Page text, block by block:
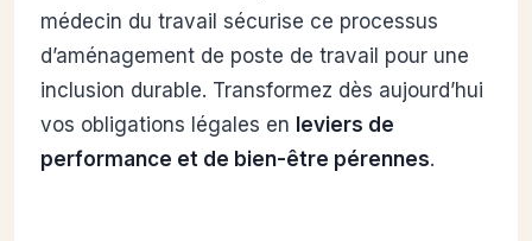
médecin du travail sécurise ce processus
d’aménagement de poste de travail pour une
inclusion durable. Transformez dès aujourd’hui
vos obligations légales en leviers de
performance et de bien-être pérennes.